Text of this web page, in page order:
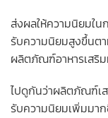
ส่งผลให้ความนิยมใ
รับความนิยมสูงขึ้นต
ผลิตภัณฑ์อาหารเสริ
ไปดูกันว่าผลิตภัณฑ์เส
รับความนิยมเพิ่มมา